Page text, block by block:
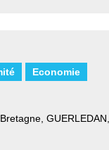
Economie
, GUERLEDAN,